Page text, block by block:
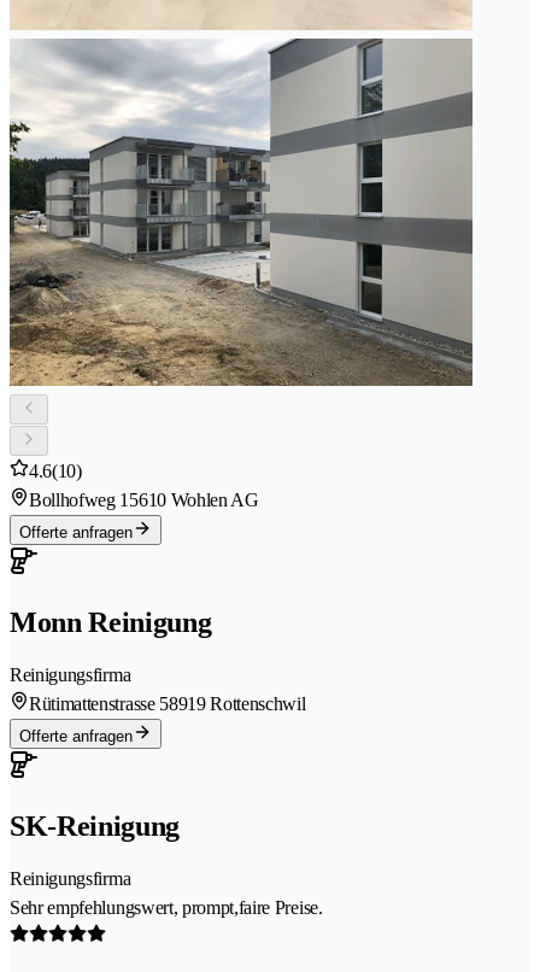
4.6(10)
Bollhofweg 1 5610 Wohlen AG
Offerte anfragen
Monn Reinigung
Reinigungsfirma
Rütimattenstrasse 58919 Rottenschwil
Offerte anfragen
SK-Reinigung
Reinigungsfirma
Sehr empfehlungswert, prompt,faire Preise.